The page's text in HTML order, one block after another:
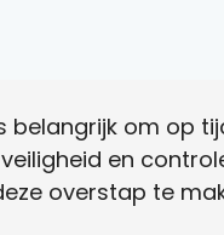
belangrijk om op
en
overstap te